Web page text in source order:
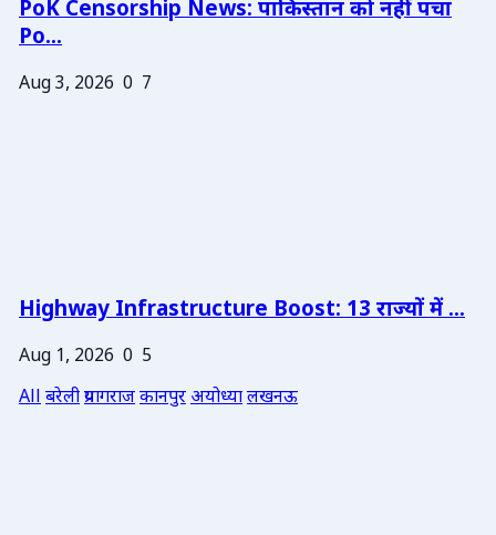
PoK Censorship News: पाकिस्तान को नहीं पचा
Po...
Aug 3, 2026 0 7
Highway Infrastructure Boost: 13 राज्यों में ...
Aug 1, 2026 0 5
Allबरेलीप्रयागराजकानपुरअयोध्यालखनऊ